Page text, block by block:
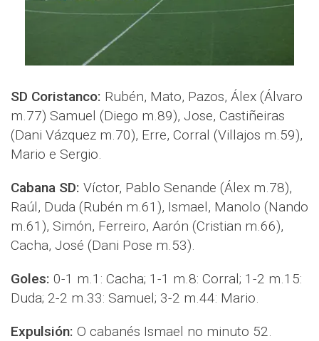
SD Coristanco: Rubén, Mato, Pazos, Álex (Álvaro
m.77) Samuel (Diego m.89), Jose, Castiñeiras
(Dani Vázquez m.70), Erre, Corral (Villajos m.59),
Mario e Sergio.
Cabana SD: Víctor, Pablo Senande (Álex m.78),
Raúl, Duda (Rubén m.61), Ismael, Manolo (Nando
m.61), Simón, Ferreiro, Aarón (Cristian m.66),
Cacha, José (Dani Pose m.53).
Goles: 0-1 m.1: Cacha; 1-1 m.8: Corral; 1-2 m.15:
Duda; 2-2 m.33: Samuel; 3-2 m.44: Mario.
Expulsión: O cabanés Ismael no minuto 52.